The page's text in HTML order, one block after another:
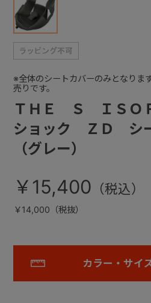
ＴＨＥ Ｓ ＩＳＯ
ショック ＺＤ シ
（グレー）
※全体のシートカバーのみとなりま
売りです。
￥15,400
￥14,000（税抜）
カラー・サイ